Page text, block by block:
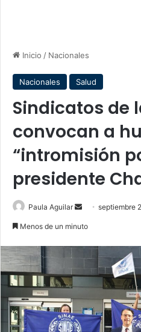
Inicio / Nacionales
Nacionales Salud
Sindicatos de
convocan a
“intromisión
presidente
Paula Aguilar
Sendseptiembre
Menos de un minuto